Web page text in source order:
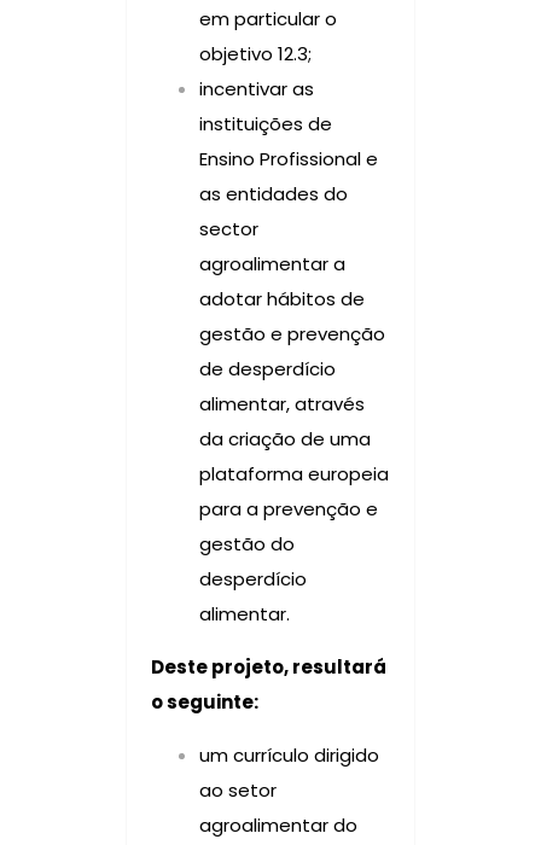
em particular o
objetivo 12.3;
incentivar as
instituições de
Ensino Profissional e
as entidades do
sector
agroalimentar a
adotar hábitos de
gestão e prevenção
de desperdício
alimentar, através
da criação de uma
plataforma europeia
para a prevenção e
gestão do
desperdício
alimentar.
Deste projeto, resultará
o seguinte:
um currículo dirigido
ao setor
agroalimentar do